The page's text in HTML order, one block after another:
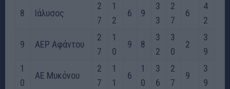
8 Ιάλυσος
2
7
1
2
6 9
3
3
2
7
6
4
2
9 ΑΕΡ Αφάντου
2
7
1
0
9 8
3
2
3
0
2
3
9
1
0
ΑΕ Μυκόνου
2
7
1
1
6
1
0
3
6
2
7
9
3
9